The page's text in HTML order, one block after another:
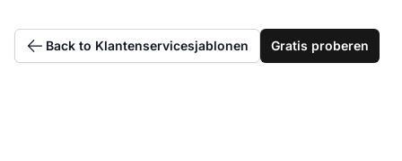
Back to Klantenservicesjablonen Gratis proberen